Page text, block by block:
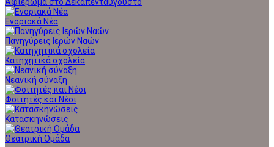
Ενοριακά Νέα
Πανηγύρεις Ιερών Ναών
Κατηχητικά σχολεία
Νεανική σύναξη
Φοιτητές και Νέοι
Κατασκηνώσεις
Θεατρική Ομάδα